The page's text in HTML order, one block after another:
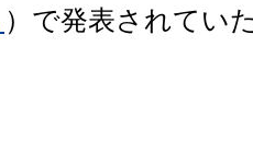
）で発表されてい